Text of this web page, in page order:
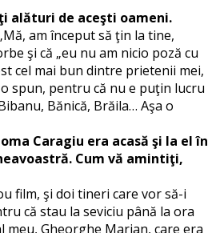
alături de aceşti oameni.
am început să ţin la tine,
şi că „eu nu am nicio poză cu
cel mai bun dintre prietenii mei,
spun, pentru că nu e puţin lucru
Bănică, Brăila… Aşa o
Caragiu era acasă şi la el în
Cum vă amintiţi,
film, şi doi tineri care vor să-i
că stau la seviciu până la ora
meu, Gheorghe Marian, care era